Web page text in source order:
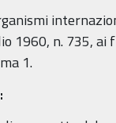
1960, n. 735,
1.